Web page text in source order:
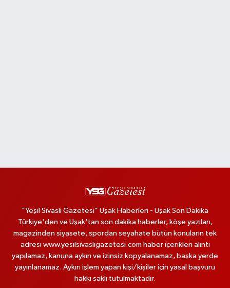
"Yeşil Sivaslı Gazetesi" Uşak Haberleri - Uşak Son Dakika
Türkiye'den ve Uşak'tan son dakika haberler, köşe yazıları,
magazinden siyasete, spordan seyahate bütün konuların tek
adresi www.yesilsivasligazetesi.com haber içerikleri alıntı
yapılamaz, kanuna aykırı ve izinsiz kopyalanamaz, başka yerde
yayınlanamaz. Aykırı işlem yapan kişi/kişiler için yasal başvuru
hakkı saklı tutulmaktadır.